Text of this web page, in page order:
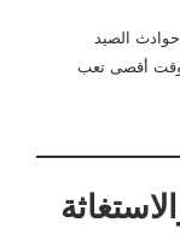
حوادث الصيد
و 05:00 صباحًا — وقت أقصى تعب